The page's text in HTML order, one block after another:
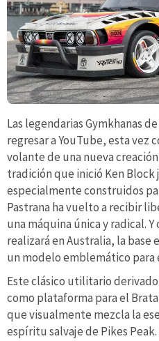
Las legendarias Gymkhanas
regresar a YouTube, esta vez
volante de una nueva
tradición que inició Ken
especialmente construidos
Pastrana ha vuelto a recibir
una máquina única y radical.
realizará en Australia, la base
un modelo emblemático para
Este clásico utilitario
como plataforma para el
que visualmente mezcla la
espíritu salvaje de Pikes